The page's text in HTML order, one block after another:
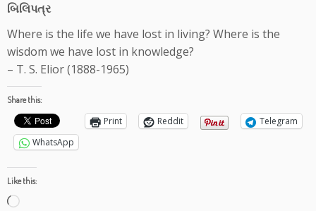
બિલિપત્ર
Where is the life we have lost in living? Where is the
wisdom we have lost in knowledge?
– T. S. Elior (1888-1965)
Share this:
Print Reddit
Telegram
WhatsApp
Like this:
Loading…